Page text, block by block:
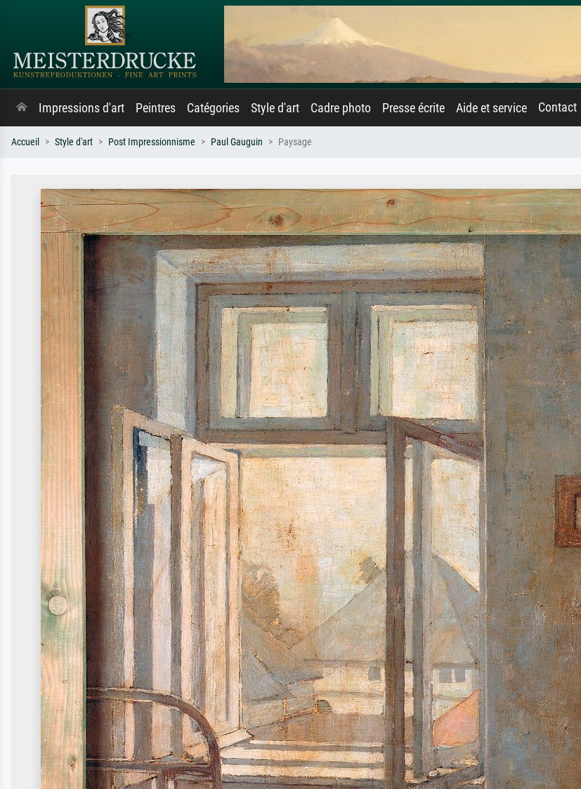
Impressions d'art Peintres Catégories Style d'art Cadre photo Presse écrite Aide et service Contact
Accueil Style d'art Post Impressionnisme Paul Gauguin Paysage